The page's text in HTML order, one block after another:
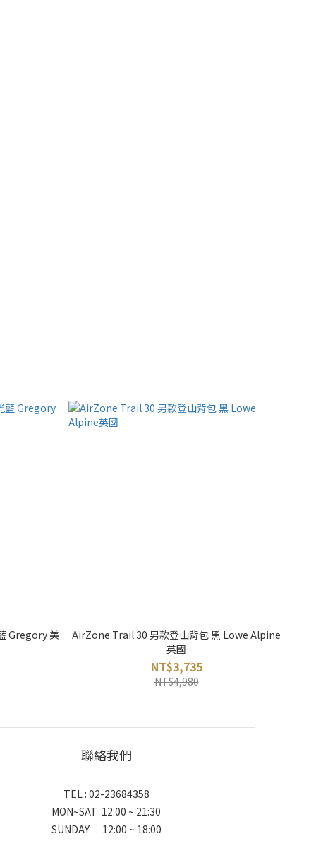
Gregory 美
AirZone Trail 30 男款登山背包 黑 Lowe Alpine
英國
NT$3,735
NT$4,980
聯絡我們
TEL : 02-23684358
MON~SAT 12:00 ~ 21:30
SUNDAY 12:00 ~ 18:00